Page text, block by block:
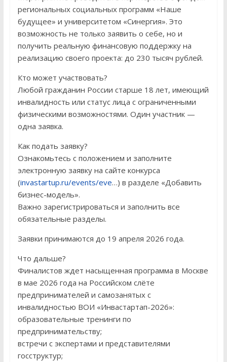
региональных социальных программ «Наше
будущее» и университетом «Синергия». Это
возможность не только заявить о себе, но и
получить реальную финансовую поддержку на
реализацию своего проекта: до 230 тысяч рублей.
Кто может участвовать?
Любой гражданин России старше 18 лет, имеющий
инвалидность или статус лица с ограниченными
физическими возможностями. Один участник —
одна заявка.
Как подать заявку?
Ознакомьтесь с положением и заполните
электронную заявку на сайте конкурса
(invastartup.ru/events/eve…) в разделе «Добавить
бизнес-модель».
Важно зарегистрироваться и заполнить все
обязательные разделы.
Заявки принимаются до 19 апреля 2026 года.
Что дальше?
Финалистов ждет насыщенная программа в Москве
в мае 2026 года на Российском слёте
предпринимателей и самозанятых с
инвалидностью ВОИ «Инвастартап-2026»:
образовательные тренинги по
предпринимательству;
встречи с экспертами и представителями
госструктур;